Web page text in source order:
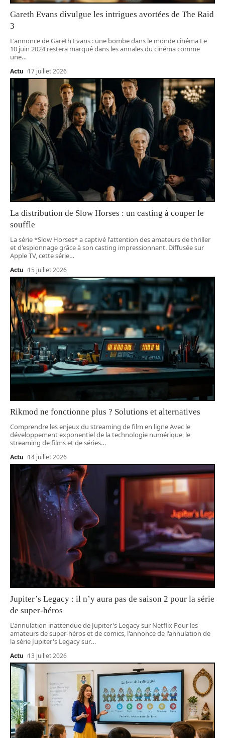
Gareth Evans divulgue les intrigues avortées de The Raid
3
L'annonce de Gareth Evans : une bombe dans le monde cinéma Le
10 juin 2024 restera marqué dans les annales du cinéma comme
une…
Actu 17 juillet 2026
La distribution de Slow Horses : un casting à couper le
souffle
La série *Slow Horses* a captivé l'attention des amateurs de thriller
et d'espionnage grâce à son casting impressionnant. Diffusée sur
Apple TV, cette série…
Actu 15 juillet 2026
Rikmod ne fonctionne plus ? Solutions et alternatives
Comprendre les enjeux du streaming de film en ligne Avec le
développement exponentiel de la technologie numérique, le
streaming de films et de séries…
Actu 14 juillet 2026
Jupiter’s Legacy : il n’y aura pas de saison 2 pour la série
de super-héros
L'annulation inattendue de Jupiter's Legacy sur Netflix Pour les
amateurs de super-héros et de comics, l'annonce de l'annulation de
la série Jupiter's Legacy sur…
Actu 13 juillet 2026